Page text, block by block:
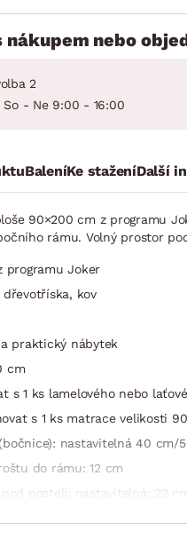
nákupem nebo
2
- Ne 9:00 - 16:00
BaleníKe staženíDalší
90×200 cm z programu
rámu. Volný prostor
programu Joker
kov
praktický nábytek
cm
s 1 ks lamelového nebo
s 1 ks matrace velikosti
nastavitelná 40 cm/
do rámu: 12 cm
postelí: nastavitelná: 22